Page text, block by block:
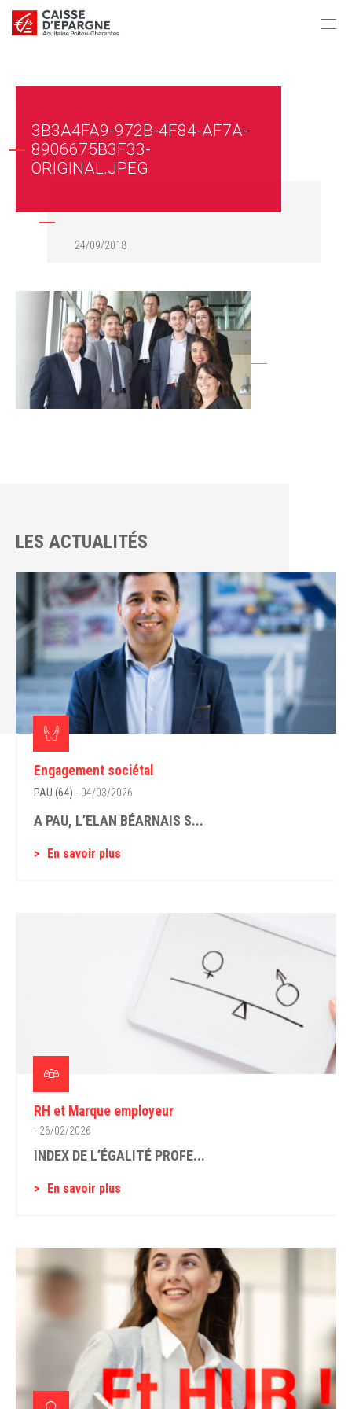
3B3A4FA9-972B-4F84-AF7A-
8906675B3F33-
ORIGINAL.JPEG
24/09/2018
LES ACTUALITÉS
Engagement sociétal
PAU (64) - 04/03/2026
A PAU, L’ELAN BÉARNAIS S...
En savoir plus
RH et Marque employeur
- 26/02/2026
INDEX DE L’ÉGALITÉ PROFE...
En savoir plus